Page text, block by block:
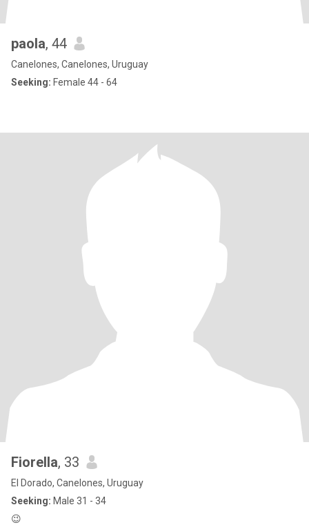
paola, 44
Canelones, Canelones, Uruguay
Seeking: Female 44 - 64
Fiorella, 33
El Dorado, Canelones, Uruguay
Seeking: Male 31 - 34
😉